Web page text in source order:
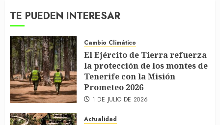
TE PUEDEN INTERESAR
Cambio Climático
El Ejército de Tierra refuerza
la protección de los montes de
Tenerife con la Misión
Prometeo 2026
1 DE JULIO DE 2026
Actualidad